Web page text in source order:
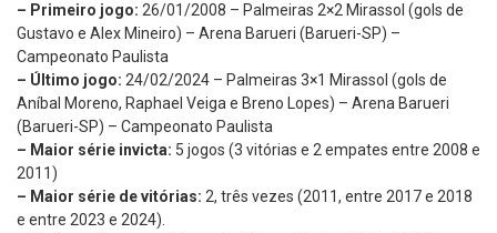
– Primeiro jogo: 26/01/2008 – Palmeiras 2×2 Mirassol (gols de
Gustavo e Alex Mineiro) – Arena Barueri (Barueri-SP) –
Campeonato Paulista
– Último jogo: 24/02/2024 – Palmeiras 3×1 Mirassol (gols de
Aníbal Moreno, Raphael Veiga e Breno Lopes) – Arena Barueri
(Barueri-SP) – Campeonato Paulista
– Maior série invicta: 5 jogos (3 vitórias e 2 empates entre 2008 e
2011)
– Maior série de vitórias: 2, três vezes (2011, entre 2017 e 2018
e entre 2023 e 2024).